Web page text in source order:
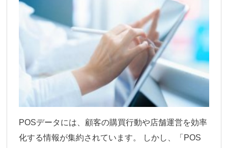
POSデータには、顧客の購買行動や店舗運営を効率
化する情報が集約されています。 しかし、「POS